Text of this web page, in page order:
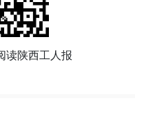
读陕西工人报